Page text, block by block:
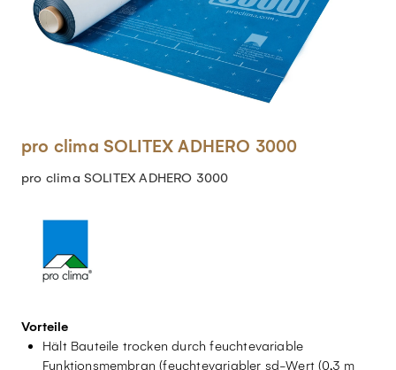
pro clima SOLITEX ADHERO 3000
pro clima SOLITEX ADHERO 3000
Vorteile
Hält Bauteile trocken durch feuchtevariable
Funktionsmembran (feuchtevariabler sd-Wert (0,3 m